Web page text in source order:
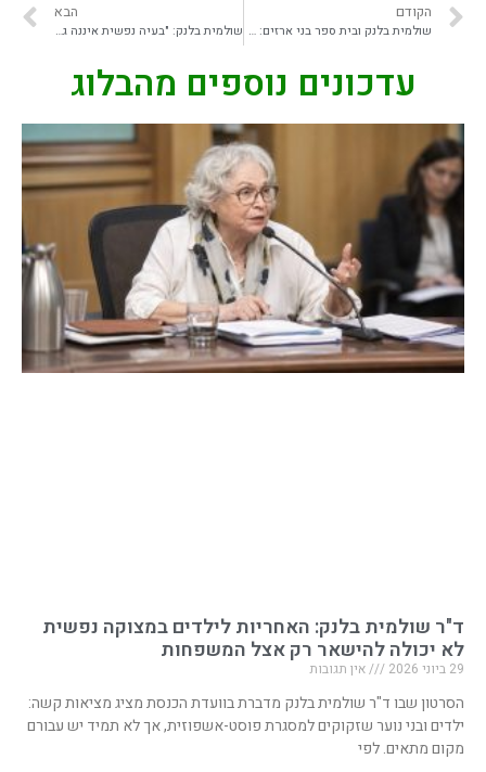
הקודם
שולמית בלנק ובית ספר בני ארזים: סיפור של חזון חינוכי
הבא
שולמית בלנק: "בעיה נפשית איננה גזירת גורל – בדיוק כמו בעיה פיזית, היא דורשת טיפול נכון" | מתוך רשת 13
עדכונים נוספים מהבלוג
ד"ר שולמית בלנק: האחריות לילדים במצוקה נפשית
לא יכולה להישאר רק אצל המשפחות
29 ביוני 2026 אין תגובות
הסרטון שבו ד"ר שולמית בלנק מדברת בוועדת הכנסת מציג מציאות קשה:
ילדים ובני נוער שזקוקים למסגרת פוסט-אשפוזית, אך לא תמיד יש עבורם
מקום מתאים. לפי